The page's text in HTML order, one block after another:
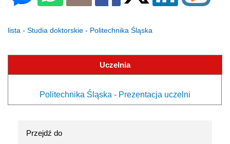
lista - Studia doktorskie - Politechnika Śląska
Uczelnia
Politechnika Śląska - Prezentacja uczelni
Przejdź do